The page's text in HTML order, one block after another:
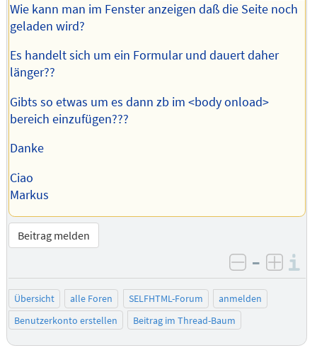
Wie kann man im Fenster anzeigen daß die Seite noch
geladen wird?
Es handelt sich um ein Formular und dauert daher
länger??
Gibts so etwas um es dann zb im <body onload>
bereich einzufügen???
Danke
Ciao
Markus
Beitrag melden
negativ
–
Übersicht alle Foren SELFHTML-Forum
anmelden
Benutzerkonto erstellen
Beitrag im Thread-Baum